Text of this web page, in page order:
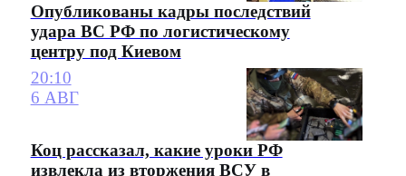
Опубликованы кадры последствий
удара ВС РФ по логистическому
центру под Киевом
20:10
6 АВГ
Коц рассказал, какие уроки РФ
извлекла из вторжения ВСУ в